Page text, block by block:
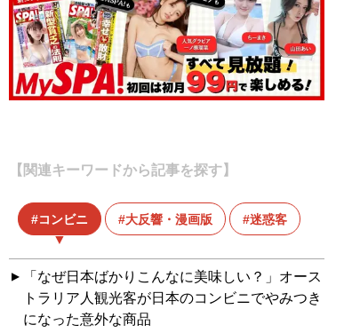
【関連キーワードから記事を探す】
コンビニ 大反響・漫画版 迷惑客
「なぜ日本ばかりこんなに美味しい？」オース
トラリア人観光客が日本のコンビニでやみつき
になった意外な商品